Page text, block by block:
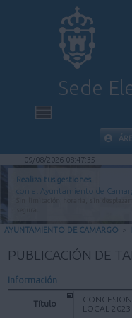
Sede
09/08/2026 08:47:35
Realiza tus gestiones
con el Ayuntamiento de
AYUNTAMIENTO DE CAMARGO >
PUBLICACIÓN DE
Información
Título
LOCAL 2023